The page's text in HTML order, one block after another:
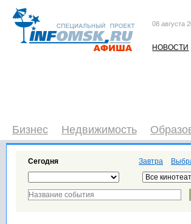
08 августа
НОВОСТИ
Бизнес Недвижимость
Завтра
Сегодня